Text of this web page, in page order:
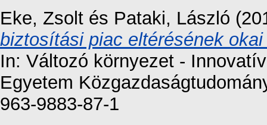
Eke, Zsolt és Pataki, László
biztosítási piac eltérésének
In: Változó környezet -
Egyetem
963-9883-87-1